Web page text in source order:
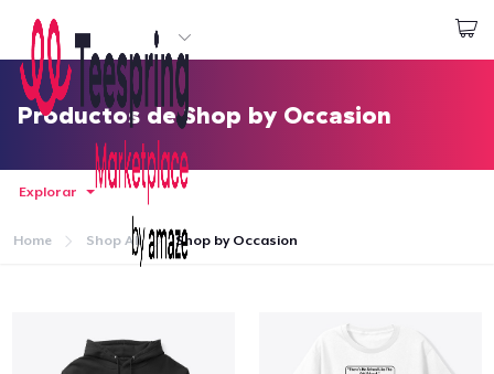
Empezar a Diseñar
Iniciar sesión
Productos de Shop by Occasion
Explorar
Home Shop All Shop by Occasion